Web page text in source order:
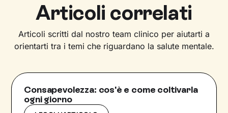
Articoli correlati
Articoli scritti dal nostro team clinico per aiutarti a
orientarti tra i temi che riguardano la salute mentale.
Consapevolezza: cos'è e come coltivarla
ogni giorno